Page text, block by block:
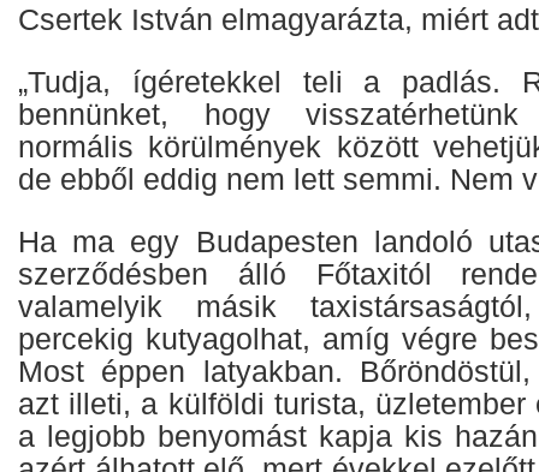
Csertek István elmagyarázta, miért
„Tudja, ígéretekkel teli a padlás.
bennünket, hogy
normális körülmények között
de ebből eddig nem lett semmi. Nem
Ha ma egy Budapesten landoló
szerződésben álló Főtaxitól
valamelyik másik
percekig kutyagolhat, amíg végre
Most éppen latyakban.
azt illeti, a külföldi turista, üzletember
a legjobb benyomást kapja kis